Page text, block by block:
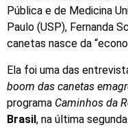
Pública e de Medicina
Paulo (USP), Fernanda
canetas nasce da
Ela foi uma das
boom das canetas
programa Caminhos da
Brasil, na última